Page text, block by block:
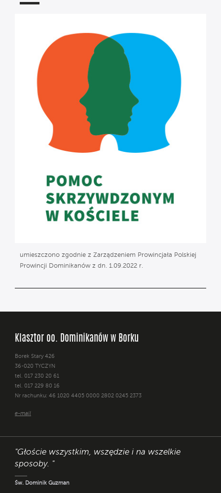
umieszczono zgodnie z Zarządzeniem Prowincjała Polskiej
Prowincji Dominikanów z dn. 1.09.2022 r.
Klasztor oo. Dominikanów w Borku
Borek Stary 426
36-020 TYCZYN
tel. 017 230 20 61
tel. 017 229 80 16
Nr rachunku: 46 1020 4405 0000 2802 0245 2373
e-mail
"Głoście wszystkim, wszędzie i na wszelkie
sposoby. "
Św. Dominik Guzman